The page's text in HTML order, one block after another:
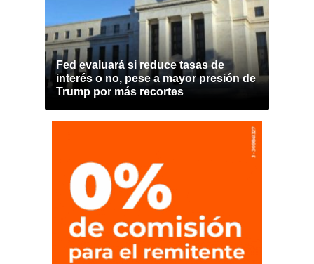
Fed evaluará si reduce tasas de
interés o no, pese a mayor presión de
Trump por más recortes